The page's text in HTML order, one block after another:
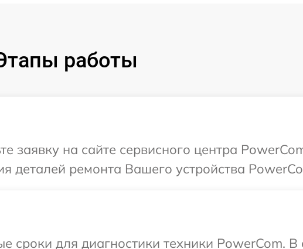
работы
заявку на сайте сервисного центра
деталей ремонта Вашего устройства
сроки для диагностики техники PowerCom. В